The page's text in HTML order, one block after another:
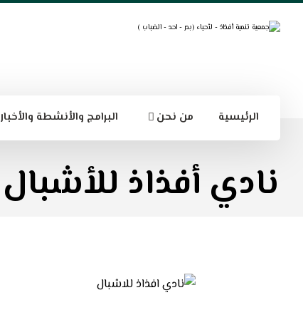
الرئيسية من نحن البرامج والأنشطة والأخبار
نادي أفذاذ للأشبال